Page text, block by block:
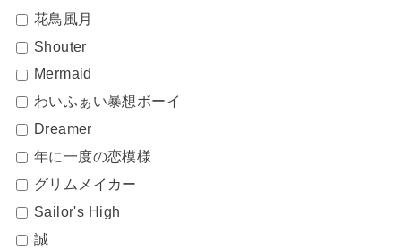
花鳥風月
Shouter
Mermaid
わいふぁい暴想ボーイ
Dreamer
年に一度の恋模様
グリムメイカー
Sailor's High
誠